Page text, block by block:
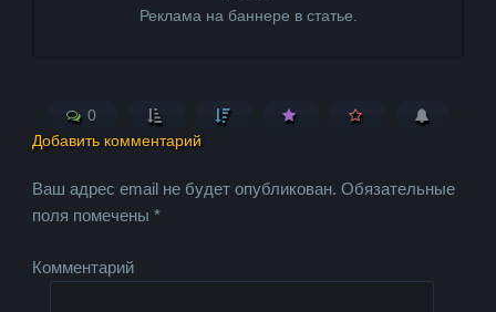
Реклама на баннере в статье.
0
Добавить комментарий
Ваш адрес email не будет опубликован. Обязательные
поля помечены*
Комментарий